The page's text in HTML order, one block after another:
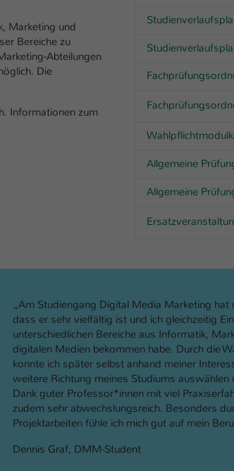
Marketing und
Bereiche zu
Abteilungen
Die
Informationen zum
Allgemeine
Allgemeine
„Am Studiengang Digital Media Marketing hat
dass er sehr vielfältig ist und ich gleichzeitig
unterschiedlichen Bereiche aus Informatik,
digitalen Medien bekommen habe. Durch die
konnte ich später selbst anhand meiner
weitere Richtung meines Studiums auswählen
Dank guter Professor*innen mit viel
zudem sehr abwechslungsreich. Besonders
Projektarbeiten fühle ich mich gut auf mein
Dennis Graf, DMM-Student